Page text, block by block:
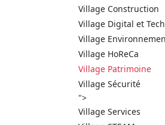
Village Construction
Village Digital et
Village
Village HoReCa
Village Patrimoine
Village Sécurité
">
Village Services